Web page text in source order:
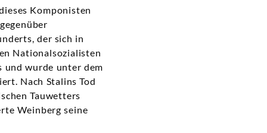
Komponisten
der sich in
Nationalsozialisten
und wurde unter dem
Nach Stalins Tod
Tauwetters
Weinberg seine